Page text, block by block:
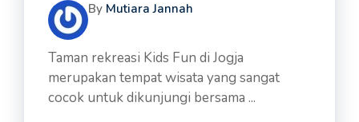
By Mutiara Jannah
Taman rekreasi Kids Fun di Jogja
merupakan tempat wisata yang sangat
cocok untuk dikunjungi bersama ...